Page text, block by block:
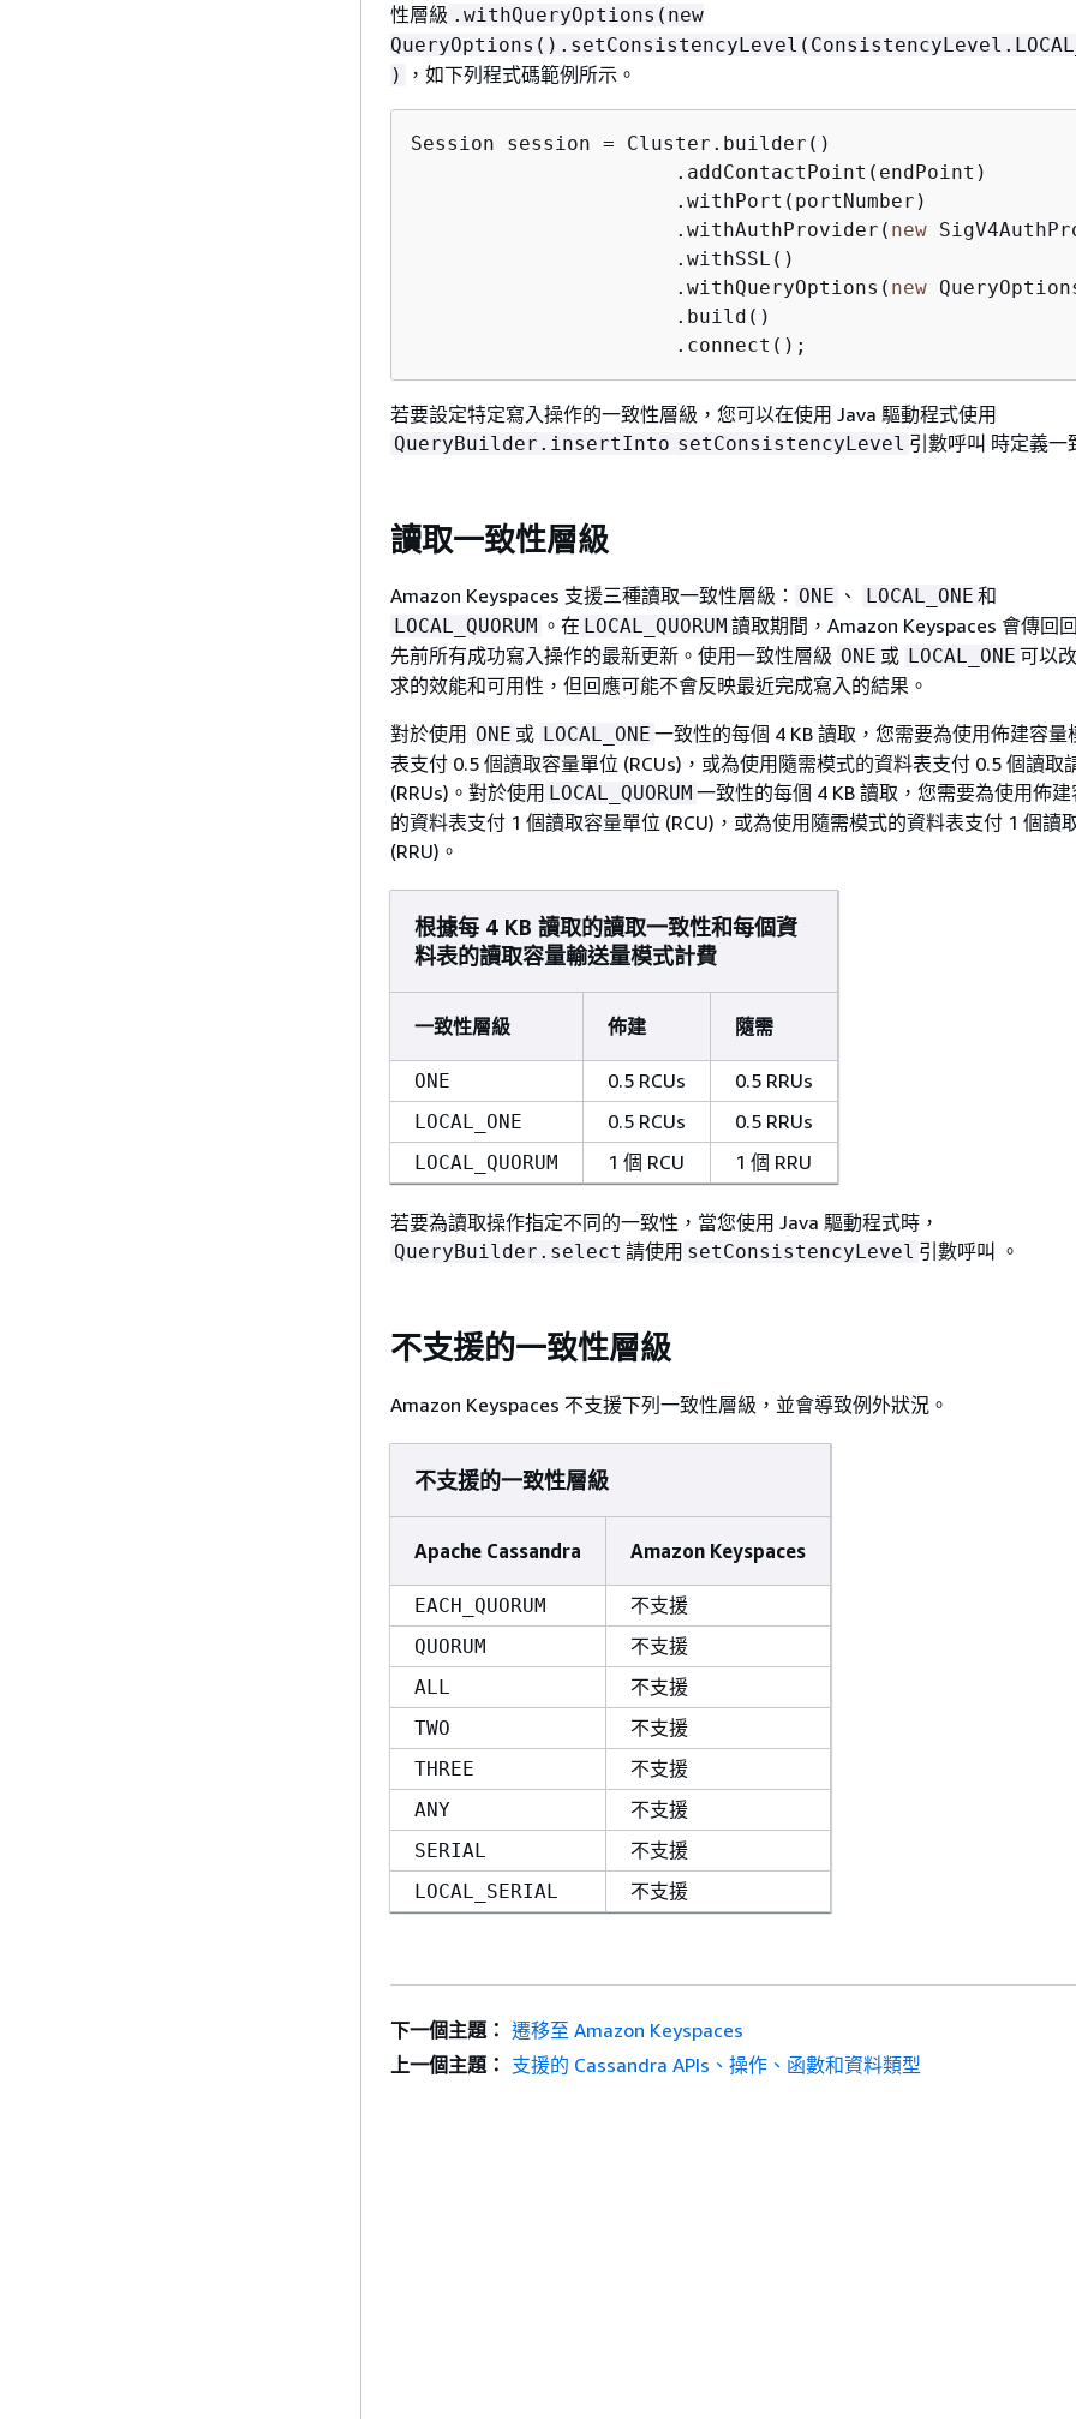
性層級 .withQueryOptions(new
)
，如下列程式碼範例所示。
Session session = Cluster.builder()
                      .addContactPoint(endPoint)
                      .withPort(portNumber)
                      .withAuthProvider(
new
                      .withSSL()
                      .withQueryOptions(
new
                      .build()
                      .connect();
若要設定特定寫入操作的一致性層級，您可以在使用 Java 驅動程式使用
QueryBuilder.insertInto setConsistencyLevel 引數呼叫 時定義一
讀取一致性層級
Amazon Keyspaces 支援三種讀取一致性層級： ONE 、 LOCAL_ONE 和
LOCAL_QUORUM 。在 LOCAL_QUORUM 讀取期間，Amazon Keyspaces 會傳回
先前所有成功寫入操作的最新更新。使用一致性層級 ONE 或 LOCAL_ONE 可以
求的效能和可用性，但回應可能不會反映最近完成寫入的結果。
對於使用 ONE 或 LOCAL_ONE 一致性的每個 4 KB 讀取，您需要為使用佈建容量
表支付 0.5 個讀取容量單位 (RCUs)，或為使用隨需模式的資料表支付 0.5 個讀取
(RRUs)。對於使用 LOCAL_QUORUM 一致性的每個 4 KB 讀取，您需要為使用佈
的資料表支付 1 個讀取容量單位 (RCU)，或為使用隨需模式的資料表支付 1 個讀
(RRU)。
根據每 4 KB 讀取的讀取一致性和每個資
料表的讀取容量輸送量模式計費
一致性層級 佈建 隨需
ONE 0.5 RCUs 0.5 RRUs
LOCAL_ONE 0.5 RCUs 0.5 RRUs
LOCAL_QUORUM 1 個 RCU 1 個 RRU
若要為讀取操作指定不同的一致性，當您使用 Java 驅動程式時，
QueryBuilder.select 請使用 setConsistencyLevel 引數呼叫 。
不支援的一致性層級
Amazon Keyspaces 不支援下列一致性層級，並會導致例外狀況。
不支援的一致性層級
Apache Cassandra Amazon Keyspaces
EACH_QUORUM 不支援
QUORUM 不支援
ALL 不支援
TWO 不支援
THREE 不支援
ANY 不支援
SERIAL 不支援
LOCAL_SERIAL 不支援
下一個主題： 遷移至 Amazon Keyspaces
上一個主題： 支援的 Cassandra APIs、操作、函數和資料類型